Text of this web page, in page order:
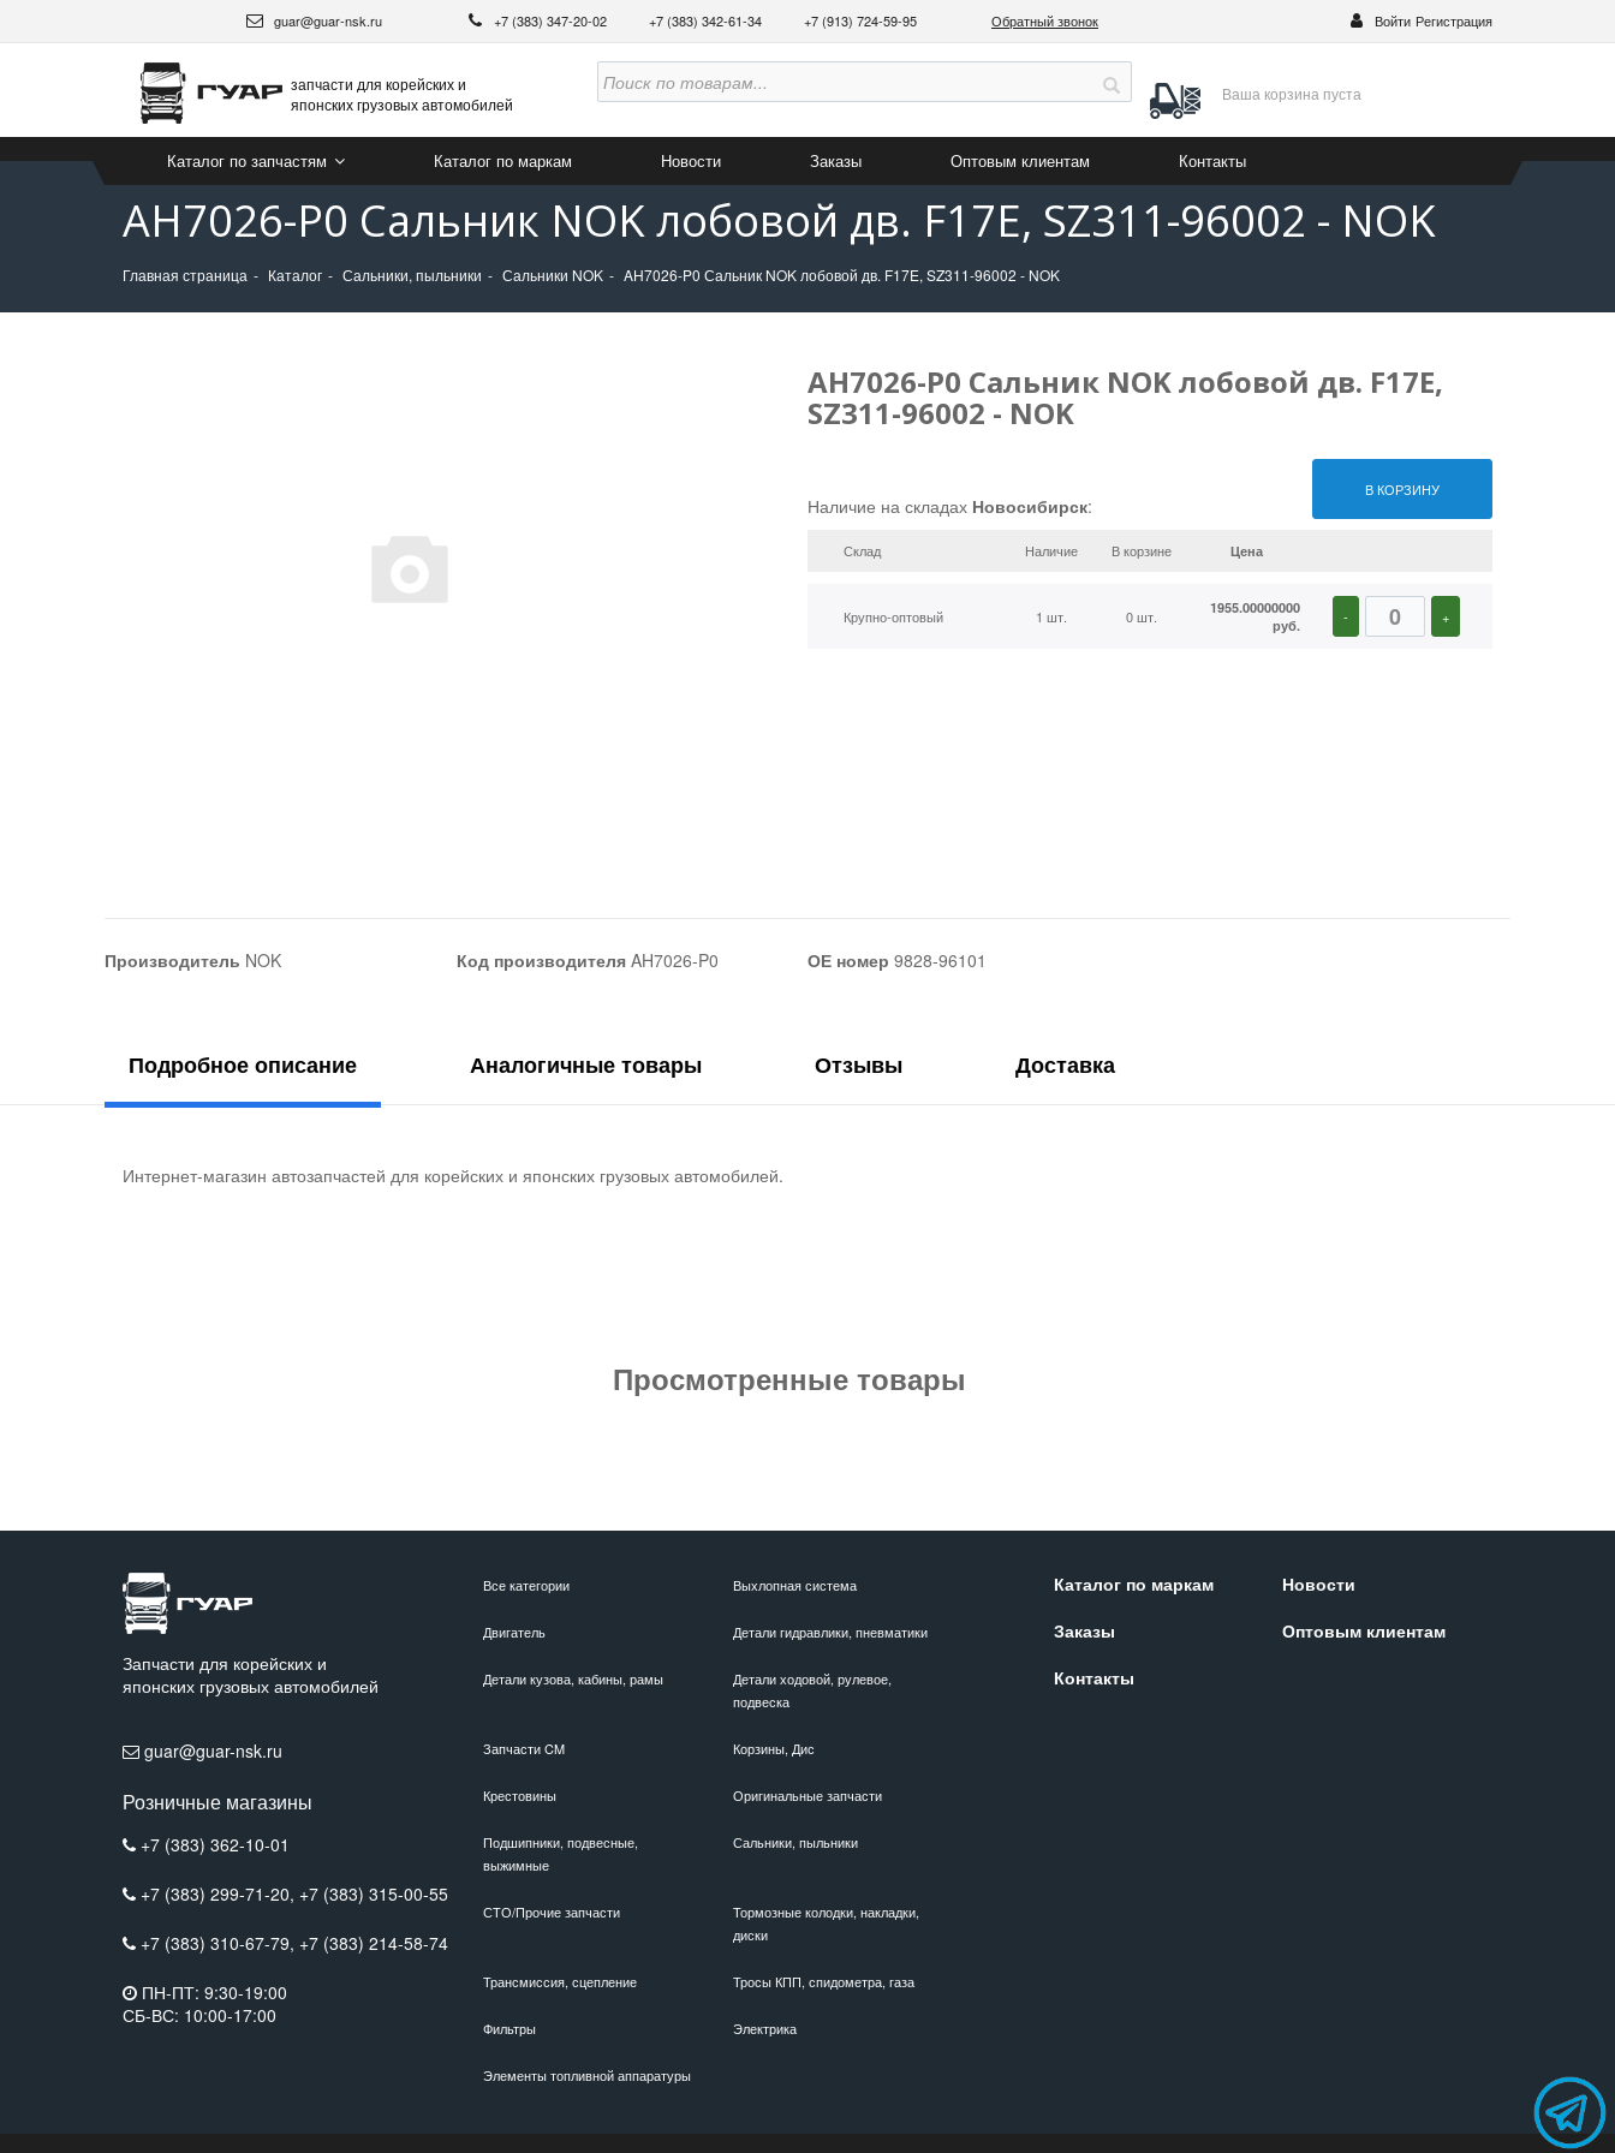
guar@guar-nsk.ru +7 (383) 347-20-02 +7 (383) 342-61-34 +7 (913) 724-59-95 Обратный звонок Войти Регистрация
запчасти для корейских и
японских грузовых автомобилей
Ваша корзина пуста
Каталог по запчастям Каталог по маркам Новости Заказы Оптовым клиентам Контакты
AH7026-P0 Сальник NOK лобовой дв. F17E, SZ311-96002 - NOK
Главная страница Каталог Сальники, пыльники Сальники NOK AH7026-P0 Сальник NOK лобовой дв. F17E, SZ311-96002 - NOK
AH7026-P0 Сальник NOK лобовой дв. F17E,
SZ311-96002 - NOK
В КОРЗИНУ
Наличие на складах Новосибирск:
Склад Наличие В корзине Цена
Крупно-оптовый 1 шт. 0 шт.
1955.00000000
руб.
- +
Производитель NOK Код производителяAH7026-P0 ОЕ номер 9828-96101
Подробное описание Аналогичные товары Отзывы Доставка
Интернет-магазин автозапчастей для корейских и японских грузовых автомобилей.
Просмотренные товары
Запчасти для корейских и
японских грузовых автомобилей
guar@guar-nsk.ru
Розничные магазины
+7 (383) 362-10-01
+7 (383) 299-71-20, +7 (383) 315-00-55
+7 (383) 310-67-79, +7 (383) 214-58-74
ПН-ПТ: 9:30-19:00
СБ-ВС: 10:00-17:00
Все категории Выхлопная система
Двигатель Детали гидравлики, пневматики
Детали кузова, кабины, рамы
Детали ходовой, рулевое,
подвеска
Запчасти CM Корзины, Дис
Крестовины Оригинальные запчасти
Подшипники, подвесные,
выжимные
Сальники, пыльники
СТО/Прочие запчасти
Тормозные колодки, накладки,
диски
Трансмиссия, сцепление Тросы КПП, спидометра, газа
Фильтры Электрика
Элементы топливной аппаратуры
Каталог по маркам
Новости
Заказы
Оптовым клиентам
Контакты